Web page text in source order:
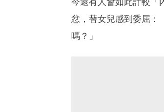
忿，替女兒感到委屈：
嗎？」